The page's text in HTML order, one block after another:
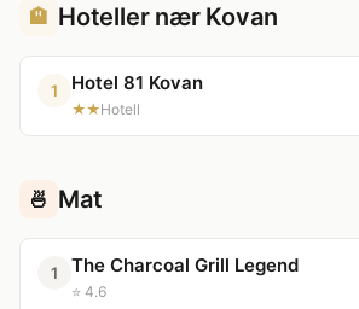
🏨 Hoteller nær Kovan
1 Hotel 81 Kovan
★★Hotell
🍜 Mat
1 The Charcoal Grill Legend
⭐ 4.6